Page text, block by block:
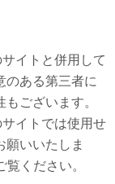
イトと併用して
のある第三者に
ございます。
イトでは使用せ
願いいたしま
ください。